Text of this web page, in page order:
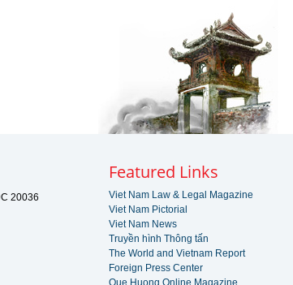
20036
Featured Links
Viet Nam Law & Legal Magazine
Viet Nam Pictorial
Viet Nam News
Truyền hình Thông tấn
The World and Vietnam Report
Foreign Press Center
Que Huong Online Magazine